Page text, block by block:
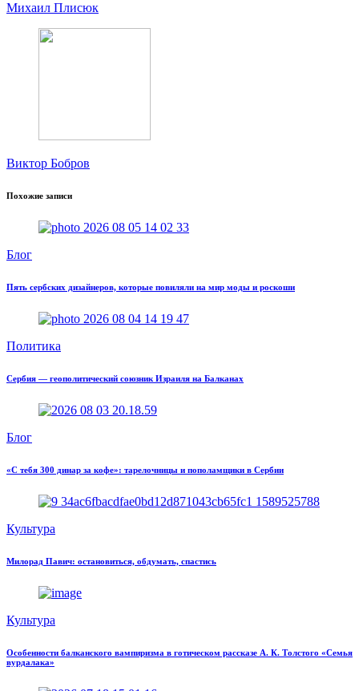
Михаил Плисюк
Виктор Бобров
Похожие записи
Блог
Пять сербских дизайнеров, которые повиляли на мир моды и роскоши
Политика
Сербия — геополитический союзник Израиля на Балканах
Блог
«С тебя 300 динар за кофе»: тарелочницы и пополамщики в Сербии
Культура
Милорад Павич: остановиться, обдумать, спастись
Культура
Особенности балканского вампиризма в готическом рассказе А. К. Толстого «Семья
вурдалака»